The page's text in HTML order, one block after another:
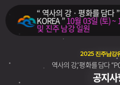
“ 역사의 강 · 평화를 담다
KOREA ”10월 03일 (토) ~
및 진주 남강 일원
2025 진주남강
역사의 강, 평화를 담다
공지